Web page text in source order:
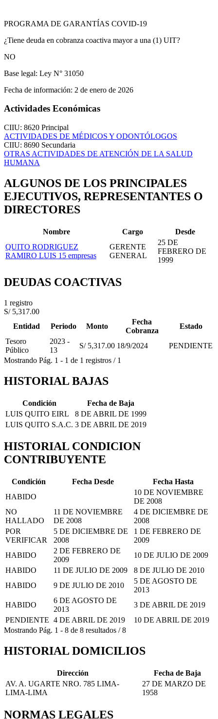
PROGRAMA DE GARANTÍAS COVID-19
¿Tiene deuda en cobranza coactiva mayor a una (1) UIT?
NO
Base legal: Ley N° 31050
Fecha de información: 2 de enero de 2026
Actividades Económicas
CIIU: 8620 Principal
ACTIVIDADES DE MÉDICOS Y ODONTÓLOGOS
CIIU: 8690 Secundaria
OTRAS ACTIVIDADES DE ATENCIÓN DE LA SALUD
HUMANA
ALGUNOS DE LOS PRINCIPALES
EJECUTIVOS, REPRESENTANTES O
DIRECTORES
Nombre Cargo
Desde
QUITO RODRIGUEZ
RAMIRO LUIS 15 empresas
GERENTE
GENERAL
25 DE
FEBRERO DE
1999
DEUDAS COACTIVAS
1 registro
S/ 5,317.00
Entidad
Periodo Monto
Fecha
Cobranza
Estado
Tesoro
Público
2023 -
13
S/ 5,317.00 18/9/2024
PENDIENTE
Mostrando Pág. 1 - 1 de 1 registros / 1
HISTORIAL BAJAS
Condición
Fecha de Baja
LUIS QUITO EIRL
8 DE ABRIL DE 1999
LUIS QUITO S.A.C. 3 DE ABRIL DE 2019
HISTORIAL CONDICION
CONTRIBUYENTE
Condición Fecha Desde
Fecha Hasta
HABIDO
10 DE NOVIEMBRE
DE 2008
NO
HALLADO
11 DE NOVIEMBRE
DE 2008
4 DE DICIEMBRE DE
2008
POR
VERIFICAR
5 DE DICIEMBRE DE
2008
1 DE FEBRERO DE
2009
HABIDO
2 DE FEBRERO DE
2009
10 DE JULIO DE 2009
HABIDO
11 DE JULIO DE 2009
8 DE JULIO DE 2010
HABIDO
9 DE JULIO DE 2010
5 DE AGOSTO DE
2013
HABIDO
6 DE AGOSTO DE
2013
3 DE ABRIL DE 2019
PENDIENTE 4 DE ABRIL DE 2019
10 DE ABRIL DE 2019
Mostrando Pág. 1 - 8 de 8 resultados /8
HISTORIAL DOMICILIOS
Dirección
Fecha de Baja
AV. A. UGARTE NRO. 785 LIMA-
LIMA-LIMA
27 DE MARZO DE
1958
NORMAS LEGALES